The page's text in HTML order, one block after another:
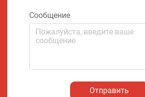
Сообщение
Отправить